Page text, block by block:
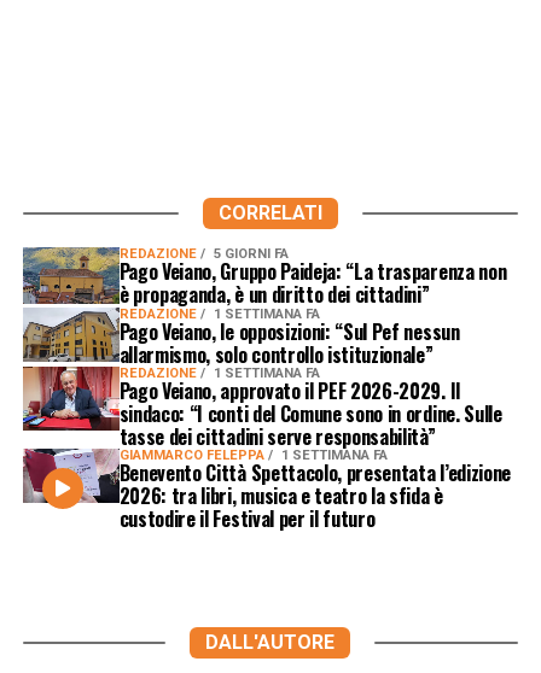
CORRELATI
REDAZIONE 5 GIORNI FA
Pago Veiano, Gruppo Paideja: “La trasparenza non
è propaganda, è un diritto dei cittadini”
REDAZIONE 1 SETTIMANA FA
Pago Veiano, le opposizioni: “Sul Pef nessun
allarmismo, solo controllo istituzionale”
REDAZIONE 1 SETTIMANA FA
Pago Veiano, approvato il PEF 2026-2029. Il
sindaco: “I conti del Comune sono in ordine. Sulle
tasse dei cittadini serve responsabilità”
GIAMMARCO FELEPPA 1 SETTIMANA FA
Benevento Città Spettacolo, presentata l’edizione
2026: tra libri, musica e teatro la sfida è
custodire il Festival per il futuro
DALL'AUTORE